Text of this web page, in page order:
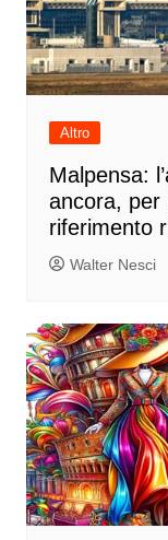
Altro
Malpensa:
ancora, per
riferimento
Walter Nesci